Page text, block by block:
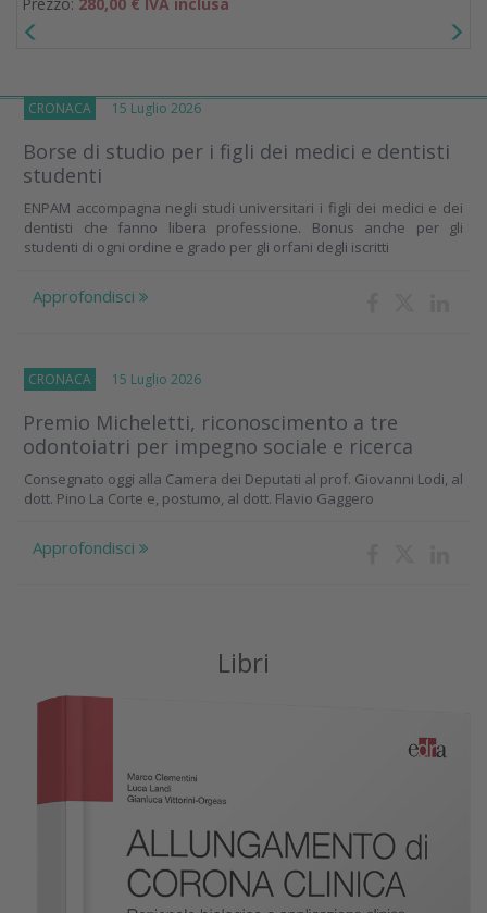
CRONACA 15 Luglio 2026
Borse di studio per i figli dei medici e dentisti
studenti
ENPAM accompagna negli studi universitari i figli dei medici e dei
dentisti che fanno libera professione. Bonus anche per gli
studenti di ogni ordine e grado per gli orfani degli iscritti
Approfondisci
CRONACA 15 Luglio 2026
Premio Micheletti, riconoscimento a tre
odontoiatri per impegno sociale e ricerca
Consegnato oggi alla Camera dei Deputati al prof. Giovanni Lodi, al
dott. Pino La Corte e, postumo, al dott. Flavio Gaggero
Approfondisci
Libri